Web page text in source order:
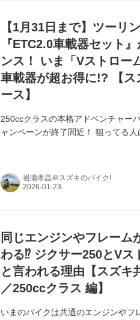
【1月31日まで】ツーリ
『ETC2.0車載器セット
ンス！ いま「Vストロー
車載器が超お得に!? 【ス
ース】
250ccクラスの本格アドベンチャー
ャンペーンが終了間近！ 狙ってる人
岩瀬孝昌＠スズキのバイク!
同じエンジンやフレーム
わる⁉︎ ジクサー250とVス
と言われる理由【スズキ
／250ccクラス 編】
いまのバイクは共通のエンジンやフ